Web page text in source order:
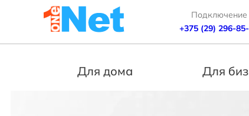
Подключение
+375 (29) 296-
Для дома Для